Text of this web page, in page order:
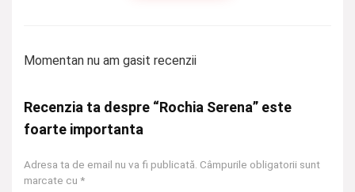
Momentan nu am gasit recenzii
Recenzia ta despre “Rochia Serena” este
foarte importanta
Adresa ta de email nu va fi publicată. Câmpurile obligatorii sunt
marcate cu *